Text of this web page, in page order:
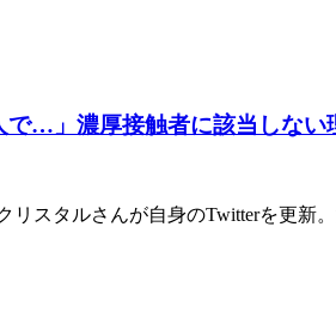
…」濃厚接触者に該当しない
リスタルさんが自身のTwitterを更